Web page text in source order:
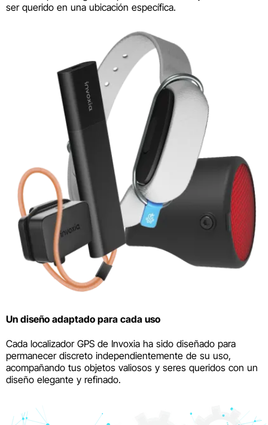
ser querido en una ubicación específica.
Un diseño adaptado para cada uso
Cada localizador GPS de Invoxia ha sido diseñado para
permanecer discreto independientemente de su uso,
acompañando tus objetos valiosos y seres queridos con un
diseño elegante y refinado.